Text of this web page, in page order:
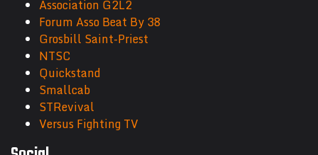
Association G2L2
Forum Asso Beat By 38
Grosbill Saint-Priest
NTSC
Quickstand
Smallcab
STRevival
Versus Fighting TV